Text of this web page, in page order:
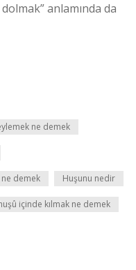
anlamında da
ne demek
demek Huşunu nedir
içinde kılmak ne demek